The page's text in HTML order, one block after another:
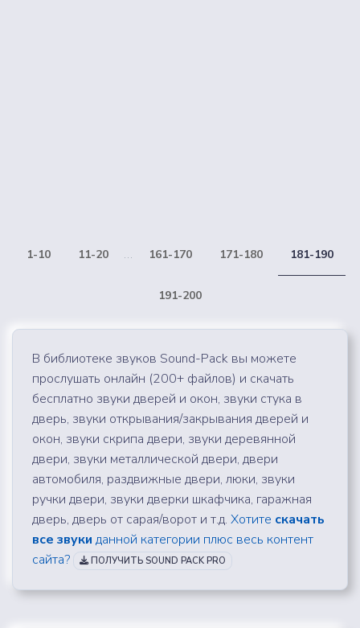
1-10 11-20 ... 161-170 171-180 181-190
191-200
В библиотеке звуков Sound-Pack вы можете
прослушать онлайн (200+ файлов) и скачать
бесплатно звуки дверей и окон, звуки стука в
дверь, звуки открывания/закрывания дверей и
окон, звуки скрипа двери, звуки деревянной
двери, звуки металлической двери, двери
автомобиля, раздвижные двери, люки, звуки
ручки двери, звуки дверки шкафчика, гаражная
дверь, дверь от сарая/ворот и т.д. Хотите скачать
все звуки данной категории плюс весь контент
сайта?
ПОЛУЧИТЬ SOUND PACK PRO